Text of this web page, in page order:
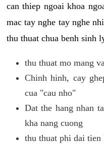
can thiep ngoai khoa
mac tay nghe tay nghe
thu thuat chua benh sinh
thu thuat mo mang
Chinh hinh, cay
cua "cau nho"
Dat the hang nhan
kha nang cuong
thu thuat phi dai tien